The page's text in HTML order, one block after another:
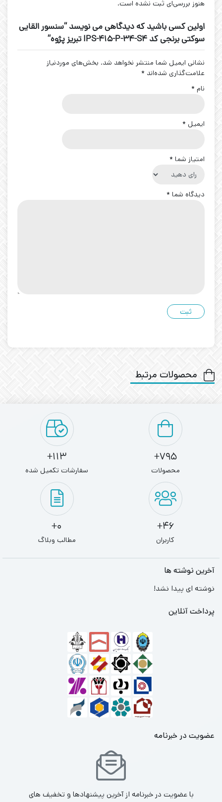
هنوز بررسی‌ای ثبت نشده است.
اولین کسی باشید که دیدگاهی می نویسد “سنسور القایی
سوکتی برنجی کد IPS-415-P-34-S4 تبریز پژوه”
نشانی ایمیل شما منتشر نخواهد شد. بخش‌های موردنیاز
علامت‌گذاری شده‌اند *
نام *
ایمیل *
امتیاز شما *
دیدگاه شما *
محصولات مرتبط
795+
محصولات
113+
سفارشات تکمیل شده
46+
کاربران
0+
مطالب وبلاگ
آخرین نوشته ها
نوشته ای پیدا نشد!
پرداخت آنلاین
عضویت در خبرنامه
با عضویت در خبرنامه از آخرین پیشنهادها و تخفیف های